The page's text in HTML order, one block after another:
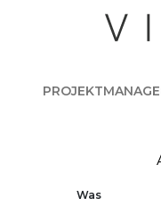
Was